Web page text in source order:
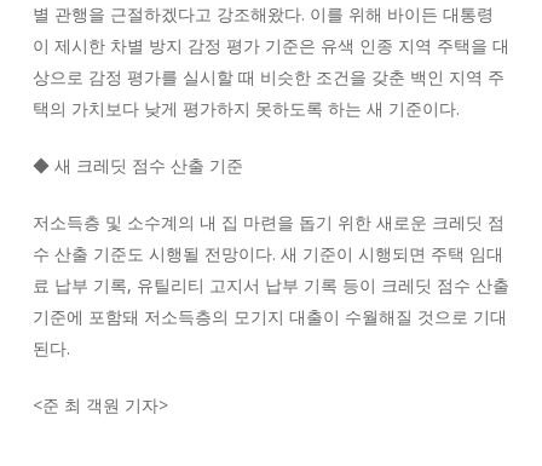
별 관행을 근절하겠다고 강조해왔다. 이를 위해 바이든 대통령
이 제시한 차별 방지 감정 평가 기준은 유색 인종 지역 주택을 대
상으로 감정 평가를 실시할 때 비슷한 조건을 갖춘 백인 지역 주
택의 가치보다 낮게 평가하지 못하도록 하는 새 기준이다.
◆ 새 크레딧 점수 산출 기준
저소득층 및 소수계의 내 집 마련을 돕기 위한 새로운 크레딧 점
수 산출 기준도 시행될 전망이다. 새 기준이 시행되면 주택 임대
료 납부 기록, 유틸리티 고지서 납부 기록 등이 크레딧 점수 산출
기준에 포함돼 저소득층의 모기지 대출이 수월해질 것으로 기대
된다.
<준 최 객원 기자>